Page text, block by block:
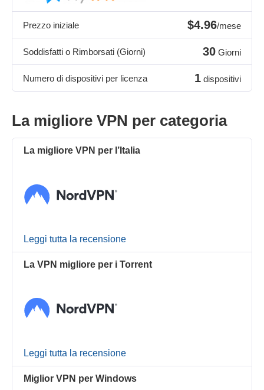
Prezzo iniziale $4.96/mese
Soddisfatti o Rimborsati (Giorni) 30 Giorni
Numero di dispositivi per licenza 1 dispositivi
La migliore VPN per categoria
La migliore VPN per l’Italia
Leggi tutta la recensione
La VPN migliore per i Torrent
Leggi tutta la recensione
Miglior VPN per Windows